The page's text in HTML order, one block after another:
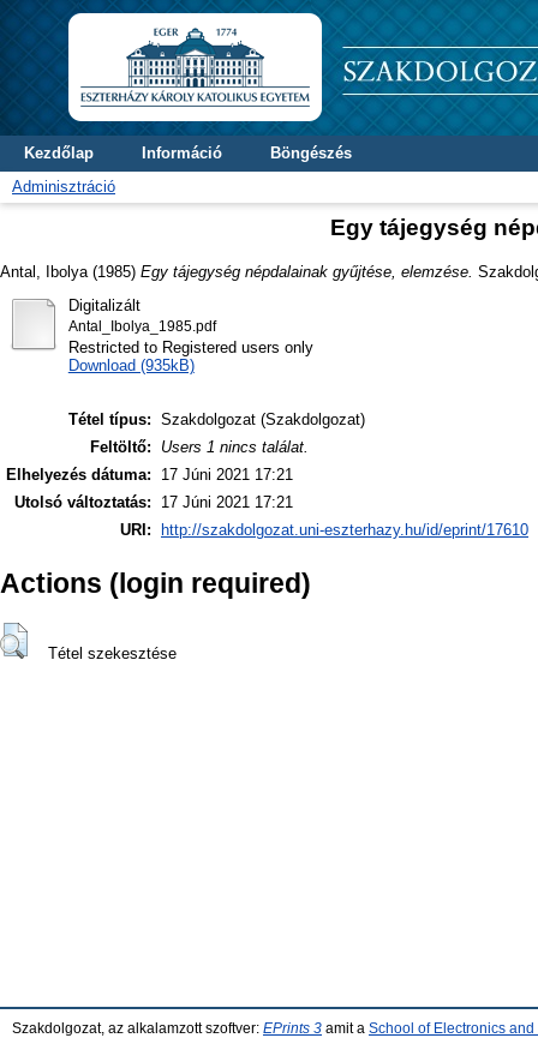
Kezdőlap Információ
Böngészés
Adminisztráció
Egy tájegység
Antal, Ibolya (1985) Egy tájegység népdalainak gyűjtése, elemzése.
Digitalizált
Antal_Ibolya_1985.pdf
Restricted to Registered users only
Download (935kB)
Tétel típus: Szakdolgozat (Szakdolgozat)
Feltöltő:
Users 1 nincs találat.
Elhelyezés dátuma:
17 Júni 2021 17:21
Utolsó változtatás:
17 Júni 2021 17:21
URI:
http://szakdolgozat.uni-eszterhazy.hu/id/eprint/17610
Actions (login required)
Tétel szekesztése
Szakdolgozat, az alkalamzott szoftver: EPrints 3 amit a School of Electronics